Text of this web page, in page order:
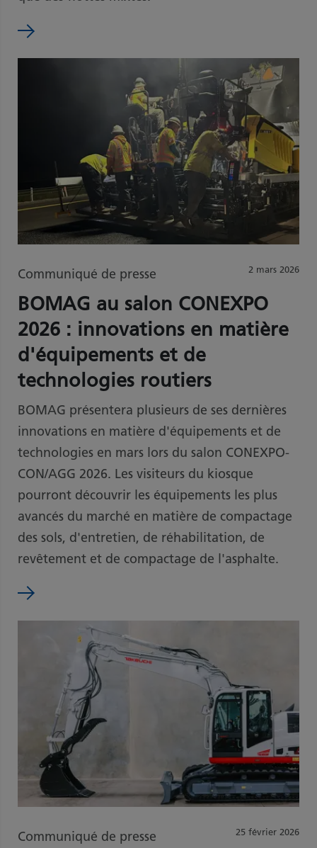
2 mars 2026
Communiqué de presse
BOMAG au salon CONEXPO
2026 : innovations en matière
d'équipements et de
technologies routiers
BOMAG présentera plusieurs de ses dernières
innovations en matière d'équipements et de
technologies en mars lors du salon CONEXPO-
CON/AGG 2026. Les visiteurs du kiosque
pourront découvrir les équipements les plus
avancés du marché en matière de compactage
des sols, d'entretien, de réhabilitation, de
revêtement et de compactage de l'asphalte.
25 février 2026
Communiqué de presse